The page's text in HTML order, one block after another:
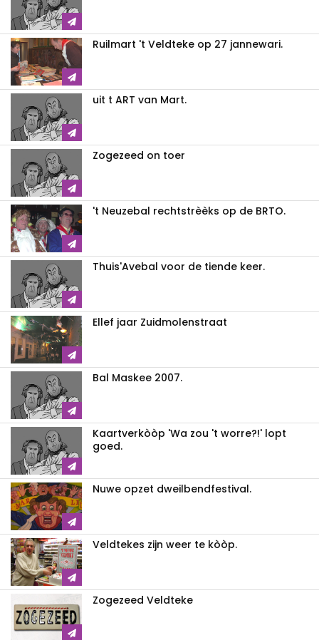
Ruilmart 't Veldteke op 27 jannewari.
uit t ART van Mart.
Zogezeed on toer
't Neuzebal rechtstrèèks op de BRTO.
Thuis'Avebal voor de tiende keer.
Ellef jaar Zuidmolenstraat
Bal Maskee 2007.
Kaartverkòòp 'Wa zou 't worre?!' lopt
goed.
Nuwe opzet dweilbendfestival.
Veldtekes zijn weer te kòòp.
Zogezeed Veldteke